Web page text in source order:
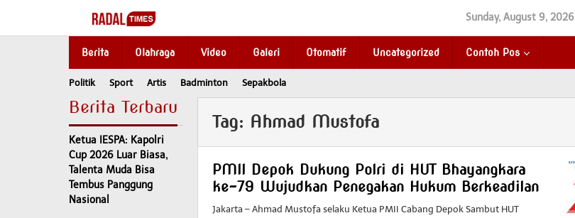
content
Sunday, August 9, 2026
Berita Olahraga Video Galeri Otomatif Uncategorized Contoh Pos
Politik Sport Artis Badminton Sepakbola
Berita Terbaru
Ketua IESPA: Kapolri
Cup 2026 Luar Biasa,
Talenta Muda Bisa
Tembus Panggung
Nasional
Tag: Ahmad Mustofa
PMII Depok Dukung Polri di HUT Bhayangkara
ke-79 Wujudkan Penegakan Hukum Berkeadilan
Jakarta – Ahmad Mustofa selaku Ketua PMII Cabang Depok Sambut HUT